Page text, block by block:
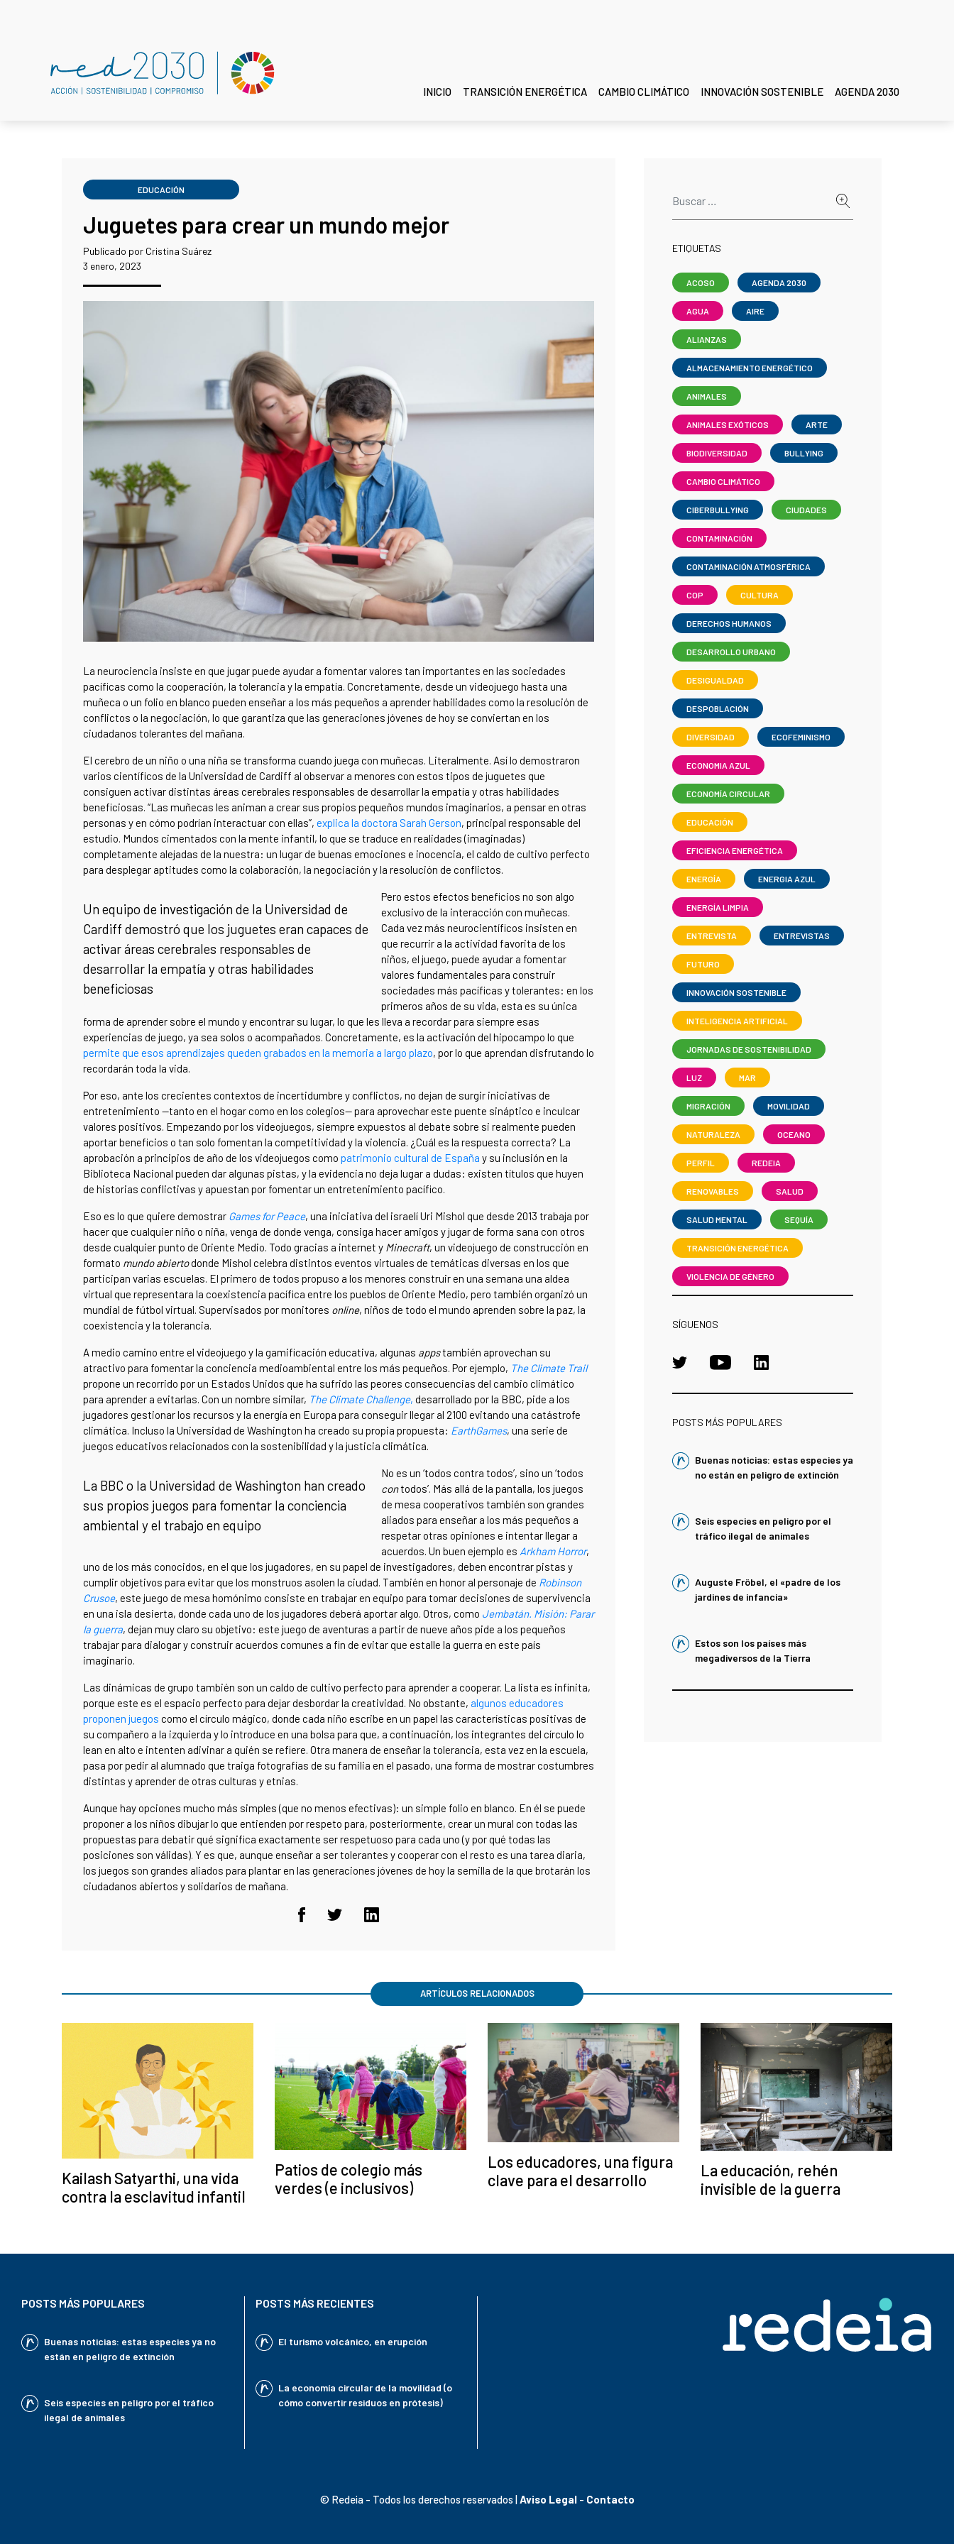
INICIO TRANSICIÓN ENERGÉTICA CAMBIO CLIMÁTICO INNOVACIÓN SOSTENIBLE AGENDA 2030
EDUCACIÓN
Juguetes para crear un mundo mejor
Publicado por Cristina Suárez
3 enero, 2023
La neurociencia insiste en que jugar puede ayudar a fomentar valores tan importantes en las sociedades
pacíficas como la cooperación, la tolerancia y la empatía. Concretamente, desde un videojuego hasta una
muñeca o un folio en blanco pueden enseñar a los más pequeños a aprender habilidades como la resolución de
conflictos o la negociación, lo que garantiza que las generaciones jóvenes de hoy se conviertan en los
ciudadanos tolerantes del mañana.
El cerebro de un niño o una niña se transforma cuando juega con muñecas. Literalmente. Así lo demostraron
varios científicos de la Universidad de Cardiff al observar a menores con estos tipos de juguetes que
consiguen activar distintas áreas cerebrales responsables de desarrollar la empatía y otras habilidades
beneficiosas. “Las muñecas les animan a crear sus propios pequeños mundos imaginarios, a pensar en otras
personas y en cómo podrían interactuar con ellas”, explica la doctora Sarah Gerson, principal responsable del
estudio. Mundos cimentados con la mente infantil, lo que se traduce en realidades (imaginadas)
completamente alejadas de la nuestra: un lugar de buenas emociones e inocencia, el caldo de cultivo perfecto
para desplegar aptitudes como la colaboración, la negociación y la resolución de conflictos.
Un equipo de investigación de la Universidad de
Cardiff demostró que los juguetes eran capaces de
activar áreas cerebrales responsables de
desarrollar la empatía y otras habilidades
beneficiosas
Pero estos efectos beneficios no son algo
exclusivo de la interacción con muñecas.
Cada vez más neurocientíficos insisten en
que recurrir a la actividad favorita de los
niños, el juego, puede ayudar a fomentar
valores fundamentales para construir
sociedades más pacíficas y tolerantes: en los
primeros años de su vida, esta es su única
forma de aprender sobre el mundo y encontrar su lugar, lo que les lleva a recordar para siempre esas
experiencias de juego, ya sea solos o acompañados. Concretamente, es la activación del hipocampo lo que
permite que esos aprendizajes queden grabados en la memoria a largo plazo, por lo que aprendan disfrutando lo
recordarán toda la vida.
Por eso, ante los crecientes contextos de incertidumbre y conflictos, no dejan de surgir iniciativas de
entretenimiento —tanto en el hogar como en los colegios— para aprovechar este puente sináptico e inculcar
valores positivos. Empezando por los videojuegos, siempre expuestos al debate sobre si realmente pueden
aportar beneficios o tan solo fomentan la competitividad y la violencia. ¿Cuál es la respuesta correcta? La
aprobación a principios de año de los videojuegos como patrimonio cultural de España y su inclusión en la
Biblioteca Nacional pueden dar algunas pistas, y la evidencia no deja lugar a dudas: existen títulos que huyen
de historias conflictivas y apuestan por fomentar un entretenimiento pacífico.
Eso es lo que quiere demostrar Games for Peace, una iniciativa del israelí Uri Mishol que desde 2013 trabaja por
hacer que cualquier niño o niña, venga de donde venga, consiga hacer amigos y jugar de forma sana con otros
desde cualquier punto de Oriente Medio. Todo gracias a internet y Minecraft, un videojuego de construcción en
formato mundo abiertodonde Mishol celebra distintos eventos virtuales de temáticas diversas en los que
participan varias escuelas. El primero de todos propuso a los menores construir en una semana una aldea
virtual que representara la coexistencia pacífica entre los pueblos de Oriente Medio, pero también organizó un
mundial de fútbol virtual. Supervisados por monitores online, niños de todo el mundo aprenden sobre la paz, la
coexistencia y la tolerancia.
A medio camino entre el videojuego y la gamificación educativa, algunas appstambién aprovechan su
atractivo para fomentar la conciencia medioambiental entre los más pequeños. Por ejemplo, The Climate Trail
propone un recorrido por un Estados Unidos que ha sufrido las peores consecuencias del cambio climático
para aprender a evitarlas. Con un nombre similar, The Climate Challenge, desarrollado por la BBC, pide a los
jugadores gestionar los recursos y la energía en Europa para conseguir llegar al 2100 evitando una catástrofe
climática. Incluso la Universidad de Washington ha creado su propia propuesta: EarthGames, una serie de
juegos educativos relacionados con la sostenibilidad y la justicia climática.
La BBC o la Universidad de Washington han creado
sus propios juegos para fomentar la conciencia
ambiental y el trabajo en equipo
No es un ‘todos contra todos’, sino un ‘todos
contodos’. Más allá de la pantalla, los juegos
de mesa cooperativos también son grandes
aliados para enseñar a los más pequeños a
respetar otras opiniones e intentar llegar a
acuerdos. Un buen ejemplo es Arkham Horror,
uno de los más conocidos, en el que los jugadores, en su papel de investigadores, deben encontrar pistas y
cumplir objetivos para evitar que los monstruos asolen la ciudad. También en honor al personaje de Robinson
Crusoe, este juego de mesa homónimo consiste en trabajar en equipo para tomar decisiones de supervivencia
en una isla desierta, donde cada uno de los jugadores deberá aportar algo. Otros, como Jembatán. Misión: Parar
la guerra, dejan muy claro su objetivo: este juego de aventuras a partir de nueve años pide a los pequeños
trabajar para dialogar y construir acuerdos comunes a fin de evitar que estalle la guerra en este país
imaginario.
Las dinámicas de grupo también son un caldo de cultivo perfecto para aprender a cooperar. La lista es infinita,
porque este es el espacio perfecto para dejar desbordar la creatividad. No obstante, algunos educadores
proponen juegos como el círculo mágico, donde cada niño escribe en un papel las características positivas de
su compañero a la izquierda y lo introduce en una bolsa para que, a continuación, los integrantes del círculo lo
lean en alto e intenten adivinar a quién se refiere. Otra manera de enseñar la tolerancia, esta vez en la escuela,
pasa por pedir al alumnado que traiga fotografías de su familia en el pasado, una forma de mostrar costumbres
distintas y aprender de otras culturas y etnias.
Aunque hay opciones mucho más simples (que no menos efectivas): un simple folio en blanco. En él se puede
proponer a los niños dibujar lo que entienden por respeto para, posteriormente, crear un mural con todas las
propuestas para debatir qué significa exactamente ser respetuoso para cada uno (y por qué todas las
posiciones son válidas). Y es que, aunque enseñar a ser tolerantes y cooperar con el resto es una tarea diaria,
los juegos son grandes aliados para plantar en las generaciones jóvenes de hoy la semilla de la que brotarán los
ciudadanos abiertos y solidarios de mañana.
ETIQUETAS
ACOSO AGENDA 2030
AGUA AIRE
ALIANZAS
ALMACENAMIENTO ENERGÉTICO
ANIMALES
ANIMALES EXÓTICOS ARTE
BIODIVERSIDAD BULLYING
CAMBIO CLIMÁTICO
CIBERBULLYING CIUDADES
CONTAMINACIÓN
CONTAMINACIÓN ATMOSFÉRICA
COP CULTURA
DERECHOS HUMANOS
DESARROLLO URBANO
DESIGUALDAD
DESPOBLACIÓN
DIVERSIDAD ECOFEMINISMO
ECONOMIA AZUL
ECONOMÍA CIRCULAR
EDUCACIÓN
EFICIENCIA ENERGÉTICA
ENERGÍA ENERGIA AZUL
ENERGÍA LIMPIA
ENTREVISTA ENTREVISTAS
FUTURO
INNOVACIÓN SOSTENIBLE
INTELIGENCIA ARTIFICIAL
JORNADAS DE SOSTENIBILIDAD
LUZ MAR
MIGRACIÓN MOVILIDAD
NATURALEZA OCEANO
PERFIL REDEIA
RENOVABLES SALUD
SALUD MENTAL SEQUÍA
TRANSICIÓN ENERGÉTICA
VIOLENCIA DE GÉNERO
SÍGUENOS
POSTS MÁS POPULARES
Buenas noticias: estas especies ya
no están en peligro de extinción
Seis especies en peligro por el
tráfico ilegal de animales
Auguste Fröbel, el «padre de los
jardines de infancia»
Estos son los países más
megadiversos de la Tierra
ARTÍCULOS RELACIONADOS
Kailash Satyarthi, una vida
contra la esclavitud infantil
Patios de colegio más
verdes (e inclusivos)
Los educadores, una figura
clave para el desarrollo
La educación, rehén
invisible de la guerra
POSTS MÁS POPULARES
Buenas noticias: estas especies ya no
están en peligro de extinción
Seis especies en peligro por el tráfico
ilegal de animales
POSTS MÁS RECIENTES
El turismo volcánico, en erupción
La economía circular de la movilidad (o
cómo convertir residuos en prótesis)
© Redeia - Todos los derechos reservados |Aviso Legal- Contacto